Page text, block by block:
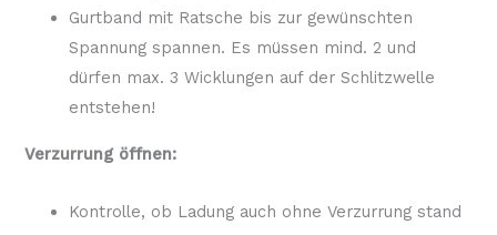
Gurtband mit Ratsche bis zur gewünschten
Spannung spannen. Es müssen mind. 2 und
dürfen max. 3 Wicklungen auf der Schlitzwelle
entstehen!
Verzurrung öffnen:
Kontrolle, ob Ladung auch ohne Verzurrung stand